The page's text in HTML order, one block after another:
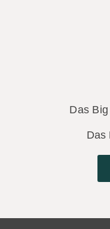
Das
Das